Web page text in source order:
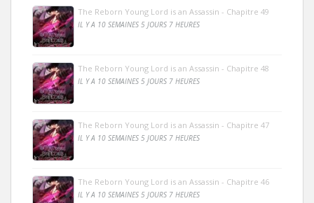
The Reborn Young Lord is an Assassin - Chapitre 49
IL Y A 10 SEMAINES 5 JOURS 7 HEURES
The Reborn Young Lord is an Assassin - Chapitre 48
IL Y A 10 SEMAINES 5 JOURS 7 HEURES
The Reborn Young Lord is an Assassin - Chapitre 47
IL Y A 10 SEMAINES 5 JOURS 7 HEURES
The Reborn Young Lord is an Assassin - Chapitre 46
IL Y A 10 SEMAINES 5 JOURS 7 HEURES